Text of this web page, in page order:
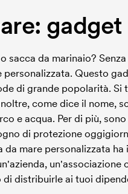
sacca da marinaio?
Questo
di grande popolarità.
come dice il nome,
e acqua. Per di più,
di protezione
da mare personalizzata
di distribuirle ai tuoi